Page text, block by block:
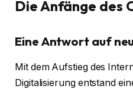
Die Anfänge des
Eine Antwort auf
Mit dem Aufstieg des
Digitalisierung entstand